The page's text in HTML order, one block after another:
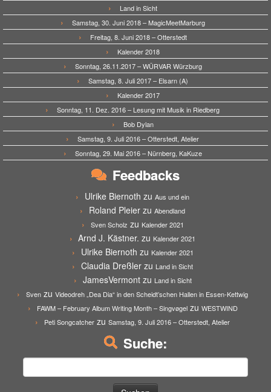
Land in Sicht
Samstag, 30. Juni 2018 – MagicMeetMarburg
Freitag, 8. Juni 2018 – Otterstedt
Kalender 2018
Sonntag, 26.11.2017 – WÜRVAR Würzburg
Samstag, 8. Juli 2017 – Elsarn (A)
Kalender 2017
Sonntag, 11. Dez. 2016 – Lesung mit Musik in Riedberg
Bob Dylan
Samstag, 9. Juli 2016 – Otterstedt, Atelier
Sonntag, 29. Mai 2016 – Nürnberg, KaKuze
Feedbacks
Ulrike Biernoth zu Aus und ein
Roland Pleier zu Abendland
Sven Scholz zu Kalender 2021
Arnd J. Kästner. zu Kalender 2021
Ulrike Biernoth zu Kalender 2021
Claudia Dreßler zu Land in Sicht
JamesVermontzu Land in Sicht
Sven zu Videodreh „Dea Dia“ in den Scheidt’schen Hallen in Essen-Kettwig
FAWM – February Album Writing Month – Singvøgelzu WESTWIND
Peti Songcatcher zu Samstag, 9. Juli 2016 – Otterstedt, Atelier
Suche: